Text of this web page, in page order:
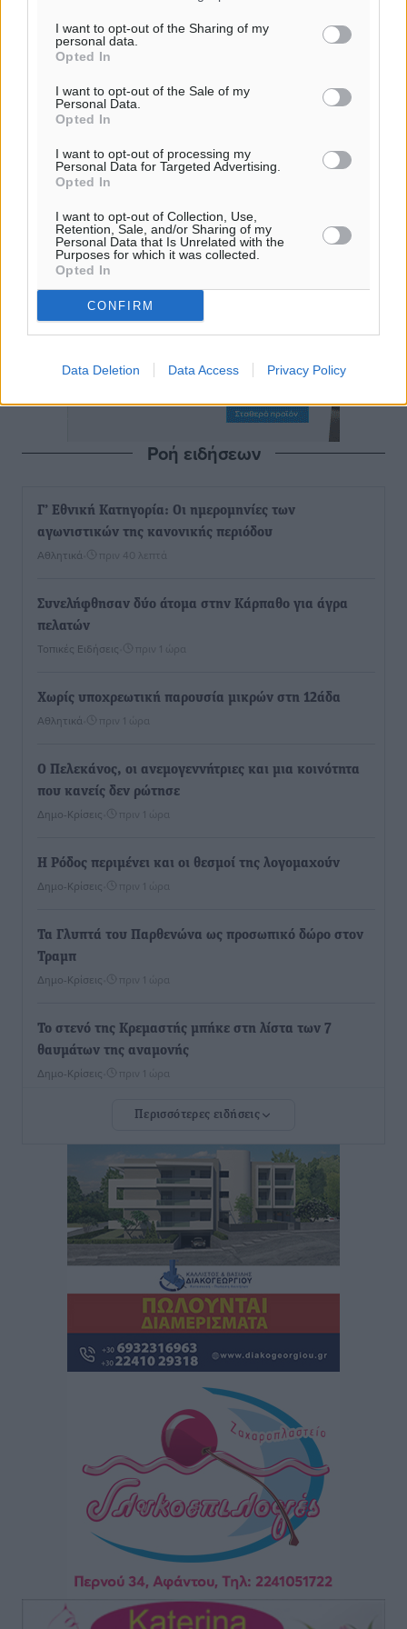
I want to opt-out of the Sharing of my
personal data.
Opted In
I want to opt-out of the Sale of my
Personal Data.
Opted In
I want to opt-out of processing my
Personal Data for Targeted Advertising.
Opted In
I want to opt-out of Collection, Use,
Retention, Sale, and/or Sharing of my
Personal Data that Is Unrelated with the
Purposes for which it was collected.
Opted In
CONFIRM
Data Deletion Data Access Privacy Policy
Ροή ειδήσεων
Γ’ Εθνική Κατηγορία: Οι ημερομηνίες των
αγωνιστικών της κανονικής περιόδου
Αθλητικά πριν 40 λεπτά
Συνελήφθησαν δύο άτομα στην Κάρπαθο για άγρα
πελατών
Τοπικές Ειδήσεις πριν 1 ώρα
Χωρίς υποχρεωτική παρουσία μικρών στη 12άδα
Αθλητικά πριν 1 ώρα
Ο Πελεκάνος, οι ανεμογεννήτριες και μια κοινότητα
που κανείς δεν ρώτησε
Δημο-Κρίσεις πριν 1 ώρα
Η Ρόδος περιμένει και οι θεσμοί της λογομαχούν
Δημο-Κρίσεις πριν 1 ώρα
Τα Γλυπτά του Παρθενώνα ως προσωπικό δώρο στον
Τραμπ
Δημο-Κρίσεις πριν 1 ώρα
Το στενό της Κρεμαστής μπήκε στη λίστα των 7
θαυμάτων της αναμονής
Δημο-Κρίσεις πριν 1 ώρα
ΣΕΤΕ: Σημαντική θεσμική εξέλιξη η ΚΥΑ για το ΕΧΠ
για τον τουρισμό
πριν 2 ώρες
Γ. Χατζημάρκος: “Δύο μεγάλες δεσμεύσεις
Γεωργιάδη” – Κίνητρα για τους γιατρούς των νησιών
και συνεργασία Ρόδου με το Αττικόν για το
πριν 2 ώρες
Σούπερ μάρκετ: Διευρύνεται η εθνική πρωτοβουλία
για τις τιμές – Eρχονται νέες συμμετοχές εταιρειών
Συνελήφθησαν έξι άτομα για ηχορύπανση από
καταστήματα στο Νότιο Αιγαίο
Τοπικές Ειδήσεις• πριν 2 ώρες
15 Αυγούστου 2026: Πώς θα πληρωθούν όσοι
εργαστούν την αργία – Τι ισχύει για πενθήμερο,
εξαήμερο και άδειες
Ειδήσεις πριν 2 ώρες
Περισσότερες ειδήσεις